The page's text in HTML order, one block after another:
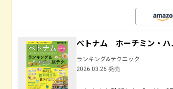
ベトナム ホーチミン・ハ
ランキング&テクニック
2026.03.26 発売